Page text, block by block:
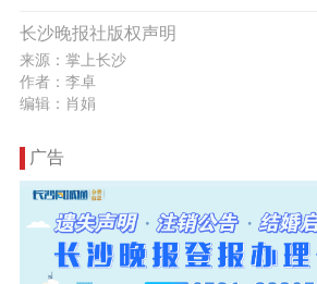
长沙晚报社版权声明
来源：掌上长沙
作者：李卓
编辑：肖娟
广告